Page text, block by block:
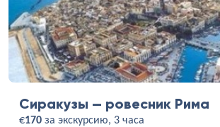
Сиракузы — ровесник Рима
€170 за экскурсию, 3 часа